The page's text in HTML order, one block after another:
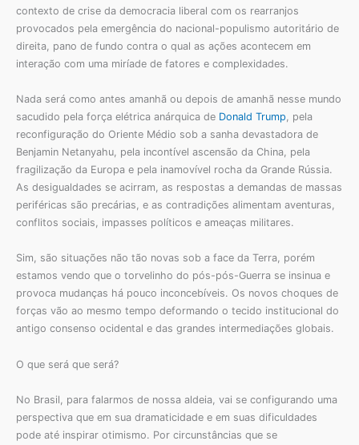
contexto de crise da democracia liberal com os rearranjos
provocados pela emergência do nacional-populismo autoritário de
direita, pano de fundo contra o qual as ações acontecem em
interação com uma miríade de fatores e complexidades.
Nada será como antes amanhã ou depois de amanhã nesse mundo
sacudido pela força elétrica anárquica de Donald Trump , pela
reconfiguração do Oriente Médio sob a sanha devastadora de
Benjamin Netanyahu, pela incontível ascensão da China, pela
fragilização da Europa e pela inamovível rocha da Grande Rússia.
As desigualdades se acirram, as respostas a demandas de massas
periféricas são precárias, e as contradições alimentam aventuras,
conflitos sociais, impasses políticos e ameaças militares.
Sim, são situações não tão novas sob a face da Terra, porém
estamos vendo que o torvelinho do pós-pós-Guerra se insinua e
provoca mudanças há pouco inconcebíveis. Os novos choques de
forças vão ao mesmo tempo deformando o tecido institucional do
antigo consenso ocidental e das grandes intermediações globais.
O que será que será?
No Brasil, para falarmos de nossa aldeia, vai se configurando uma
perspectiva que em sua dramaticidade e em suas dificuldades
pode até inspirar otimismo. Por circunstâncias que se